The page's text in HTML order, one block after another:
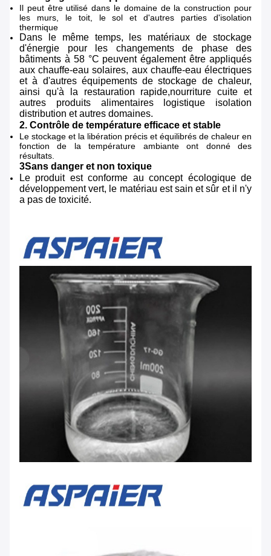
Il peut être utilisé dans le domaine de la construction pour
les murs, le toit, le sol et d'autres parties d'isolation
thermique
Dans le même temps, les matériaux de stockage
d'énergie pour les changements de phase des
bâtiments à 58 °C peuvent également être appliqués
aux chauffe-eau solaires, aux chauffe-eau électriques
et à d'autres équipements de stockage de chaleur,
ainsi qu'à la restauration rapide,nourriture cuite et
autres produits alimentaires logistique isolation
distribution et autres domaines.
2. Contrôle de température efficace et stable
Le stockage et la libération précis et équilibrés de chaleur en
fonction de la température ambiante ont donné des
résultats.
3Sans danger et non toxique
Le produit est conforme au concept écologique de
développement vert, le matériau est sain et sûr et il n'y
a pas de toxicité.